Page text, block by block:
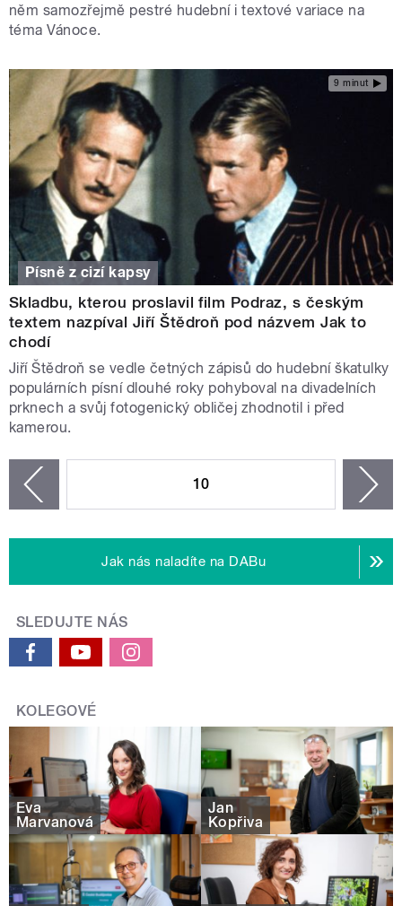
něm samozřejmě pestré hudební i textové variace na
téma Vánoce.
9 minut
Písně z cizí kapsy
Skladbu, kterou proslavil film Podraz, s českým
textem nazpíval Jiří Štědroň pod názvem Jak to
chodí
Jiří Štědroň se vedle četných zápisů do hudební škatulky
populárních písní dlouhé roky pohyboval na divadelních
prknech a svůj fotogenický obličej zhodnotil i před
kamerou.
10
Jak nás naladíte na DABu
SLEDUJTE NÁS
KOLEGOVÉ
Eva
Marvanová
Jan
Kopřiva